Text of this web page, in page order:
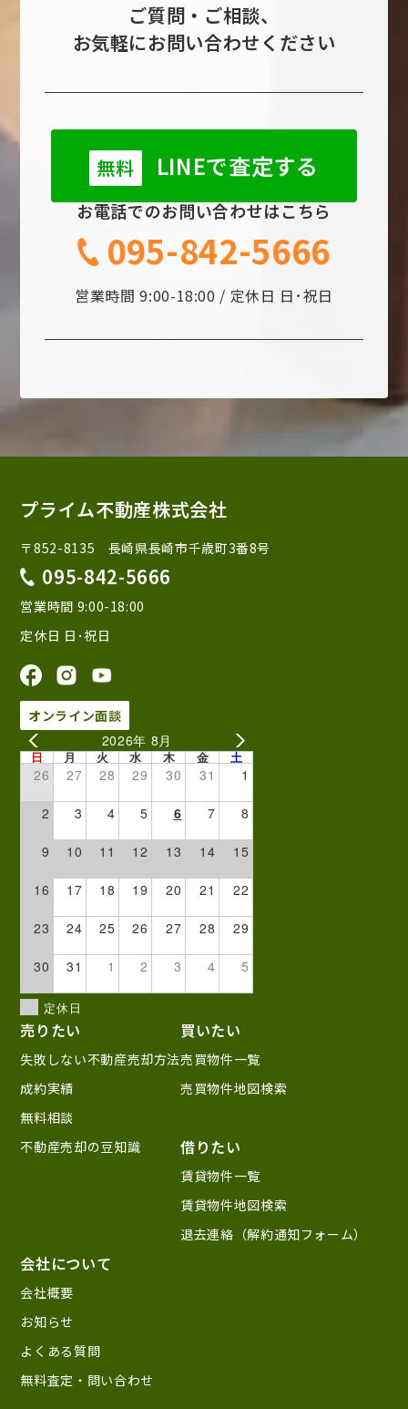
ご質問・ご相談、
お気軽にお問い合わせください
無料 LINEで査定する
お電話でのお問い合わせはこちら
095-842-5666
営業時間 9:00-18:00 / 定休日 日･祝日
プライム不動産株式会社
〒852-8135 長崎県長崎市千歳町3番8号
095-842-5666
営業時間 9:00-18:00
定休日 日･祝日
オンライン面談
2026年 8月
日 月 火 水 木 金 土
26 27 28 29 30 31 1
2 3 4 5 6 7 8
9 10 11 12 13 14 15
16 17 18 19 20 21 22
23 24 25 26 27 28 29
30 31 1 2 3 4 5
定休日
売りたい
失敗しない不動産売却方法
成約実績
無料相談
不動産売却の豆知識
買いたい
売買物件一覧
売買物件地図検索
借りたい
賃貸物件一覧
賃貸物件地図検索
退去連絡（解約通知フォーム）
会社について
会社概要
お知らせ
よくある質問
無料査定・問い合わせ